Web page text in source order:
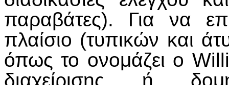
παραβάτες). Για να
πλαίσιο (τυπικών και
όπως το ονομάζει ο
διαχείρισης ή